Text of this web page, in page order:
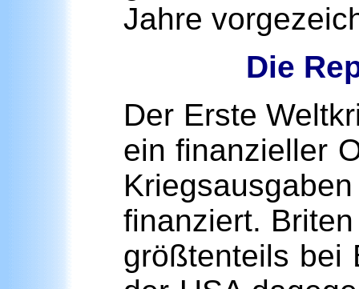
Jahre
Die
Der Erste
ein finanzieller
finanziert.
größtenteils bei